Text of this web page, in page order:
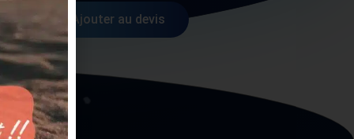
Ajouter au devis